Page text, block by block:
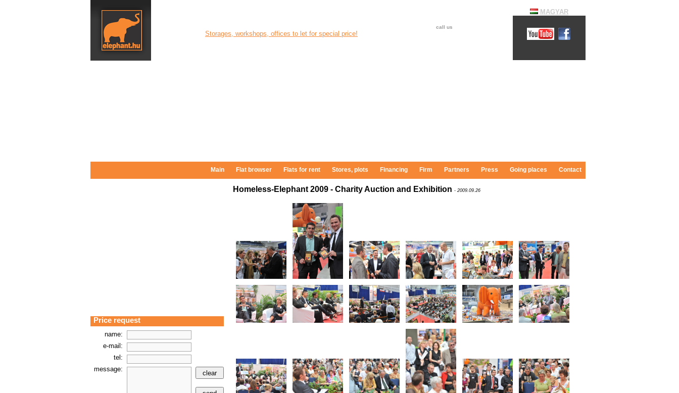
Storages, workshops, offices to let for special price!
call us
MAGYAR
Main Flat browser Flats for rent Stores, plots Financing Firm Partners Press Going places Contact
Price request
name:
e-mail:
tel:
message:
Homeless-Elephant 2009 - Charity Auction and Exhibition - 2009.09.26